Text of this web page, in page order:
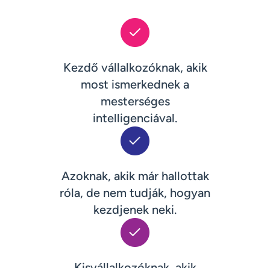
Kezdő vállalkozóknak, akik
most ismerkednek a
mesterséges
intelligenciával.
Azoknak, akik már hallottak
róla, de nem tudják, hogyan
kezdjenek neki.